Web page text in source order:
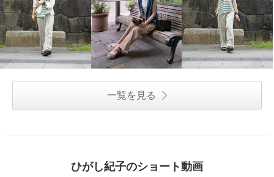
一覧を見る
ひがし紀子のショート動画